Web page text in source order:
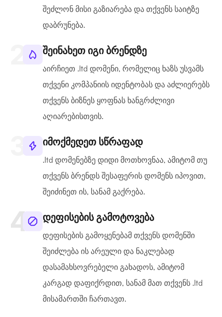
შეძლონ მისი გაზიარება და თქვენს საიტზე
დაბრუნება.
შეინახეთ იგი ბრენდზე
აირჩიეთ .ltd დომენი, რომელიც ხაზს უსვამს
თქვენი კომპანიის იდენტობას და აძლიერებს
თქვენს ბიზნეს ყოფნას ხანგრძლივი
აღიარებისთვის.
იმოქმედეთ სწრაფად
.ltd დომენებზე დიდი მოთხოვნაა, ამიტომ თუ
თქვენს ბრენდს შესაფერის დომენს იპოვით,
შეიძინეთ ის, სანამ გაქრება.
დეფისების გამოტოვება
დეფისების გამოყენებამ თქვენს დომენში
შეიძლება ის არეული და ნაკლებად
დასამახსოვრებელი გახადოს, ამიტომ
კარგად დაფიქრდით, სანამ მათ თქვენს .ltd
მისამართში ჩართავთ.